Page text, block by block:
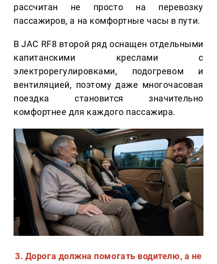
рассчитан не просто на перевозку
пассажиров, а на комфортные часы в пути.
В JAC RF8 второй ряд оснащен отдельными
капитанскими креслами с
электрорегулировками, подогревом и
вентиляцией, поэтому даже многочасовая
поездка становится значительно
комфортнее для каждого пассажира.
3. Дорога должна помогать водителю, а не